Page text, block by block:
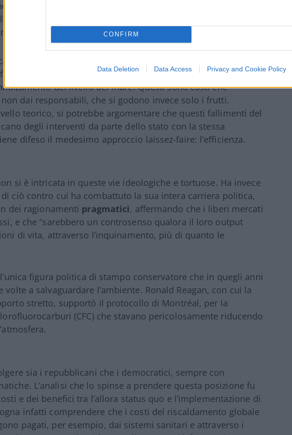
CONFIRM
Data Deletion Data Access Privacy and Cookie Policy
nessuna responsabilità. Per esempio, l’emissione di anidride
grandi fabbriche ha dei costi che non sono pagati né dal
bensì da tutti.
climatico, che ha effetti tangibili sulla salute della
generazioni, sulla degradazione del suolo e
del livello del mare. Questi sono costi che
non dai responsabili, che si godono invece solo i frutti.
teorico, si potrebbe argomentare che questi fallimenti del
degli interventi da parte dello stato con la stessa
difeso il medesimo approccio laissez-faire: l’efficienza.
si è intricata in queste vie ideologiche e tortuose. Ha invece
ciò contro cui ha combattuto la sua intera carriera politica,
dei ragionamenti pragmatici, affermando che i liberi mercati
e che “sarebbero un controsenso qualora il loro output
di vita, attraverso l’inquinamento, più di quanto le
figura politica di stampo conservatore che in quegli anni
a salvaguardare l’ambiente. Ronald Reagan, con cui la
stretto, supportò il protocollo di Montréal, per la
(CFC) che stavano pericolosamente riducendo
sia i repubblicani che i democratici, sempre con
L’analisi che lo spinse a prendere questa posizione fu
e dei benefici tra l’allora status quo e l’implementazione di
infatti comprendere che i costi del riscaldamento globale
pagati, per esempio, dai sistemi sanitari e attraverso i